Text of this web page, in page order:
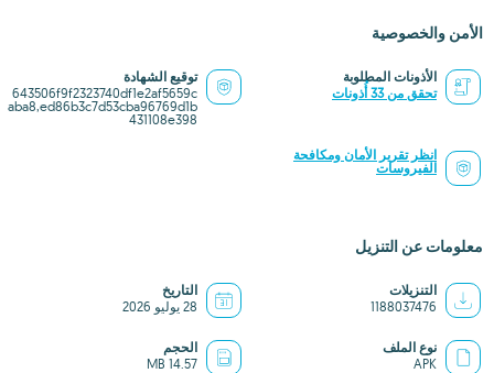
الأمن والخصوصية
الأذونات المطلوبة
تحقق من 33 أُذونات
توقيع الشهادة
643506f9f2323740df1e2af5659c
aba8,ed86b3c7d53cba96769d1b
431108e398
انظر تقرير الأمان ومكافحة
الفيروسات
معلومات عن التنزيل
التنزيلات
1188037476
التاريخ
28 يوليو 2026
نوع الملف
APK
الحجم
14.57 MB